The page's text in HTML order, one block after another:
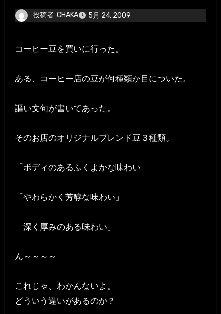
投稿者 CHAKA 5月 24, 2009
コーヒー豆を買いに行った。
ある、コーヒー店の豆が何種類か目についた。
謳い文句が書いてあった。
そのお店のオリジナルブレンド豆３種類。
「ボディのあるふくよかな味わい」
「やわらかく芳醇な味わい」
「深く厚みのある味わい」
ん～～～～
これじゃ、わかんないよ。
どういう違いがあるのか？